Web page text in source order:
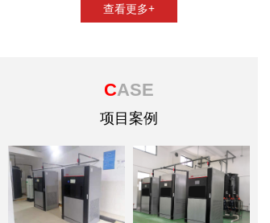
查看更多+
CASE
项目案例